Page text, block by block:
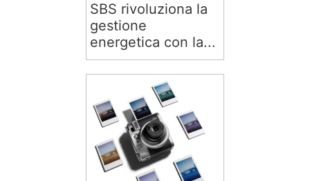
SBS rivoluziona la
gestione
energetica con la...